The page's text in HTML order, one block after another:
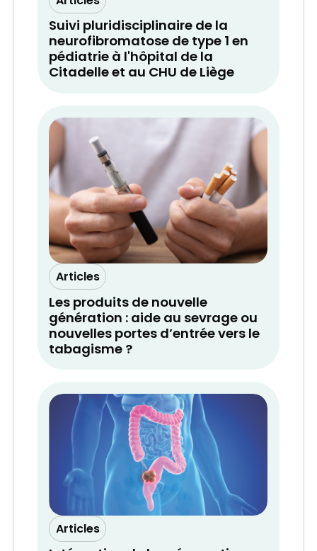
Suivi pluridisciplinaire de la
neurofibromatose de type 1 en
pédiatrie à l'hôpital de la
Citadelle et au CHU de Liège
Articles
Les produits de nouvelle
génération : aide au sevrage ou
nouvelles portes d’entrée vers le
tabagisme ?
Articles